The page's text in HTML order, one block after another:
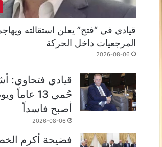
قيادي في “فتح” يعلن استقالته
المرجعيات داخل الحركة
2026-08-06
قيادي فتحاوي:
حُمي 13
أصبح فاسداً
2026-08-06
فضيحة أكرم